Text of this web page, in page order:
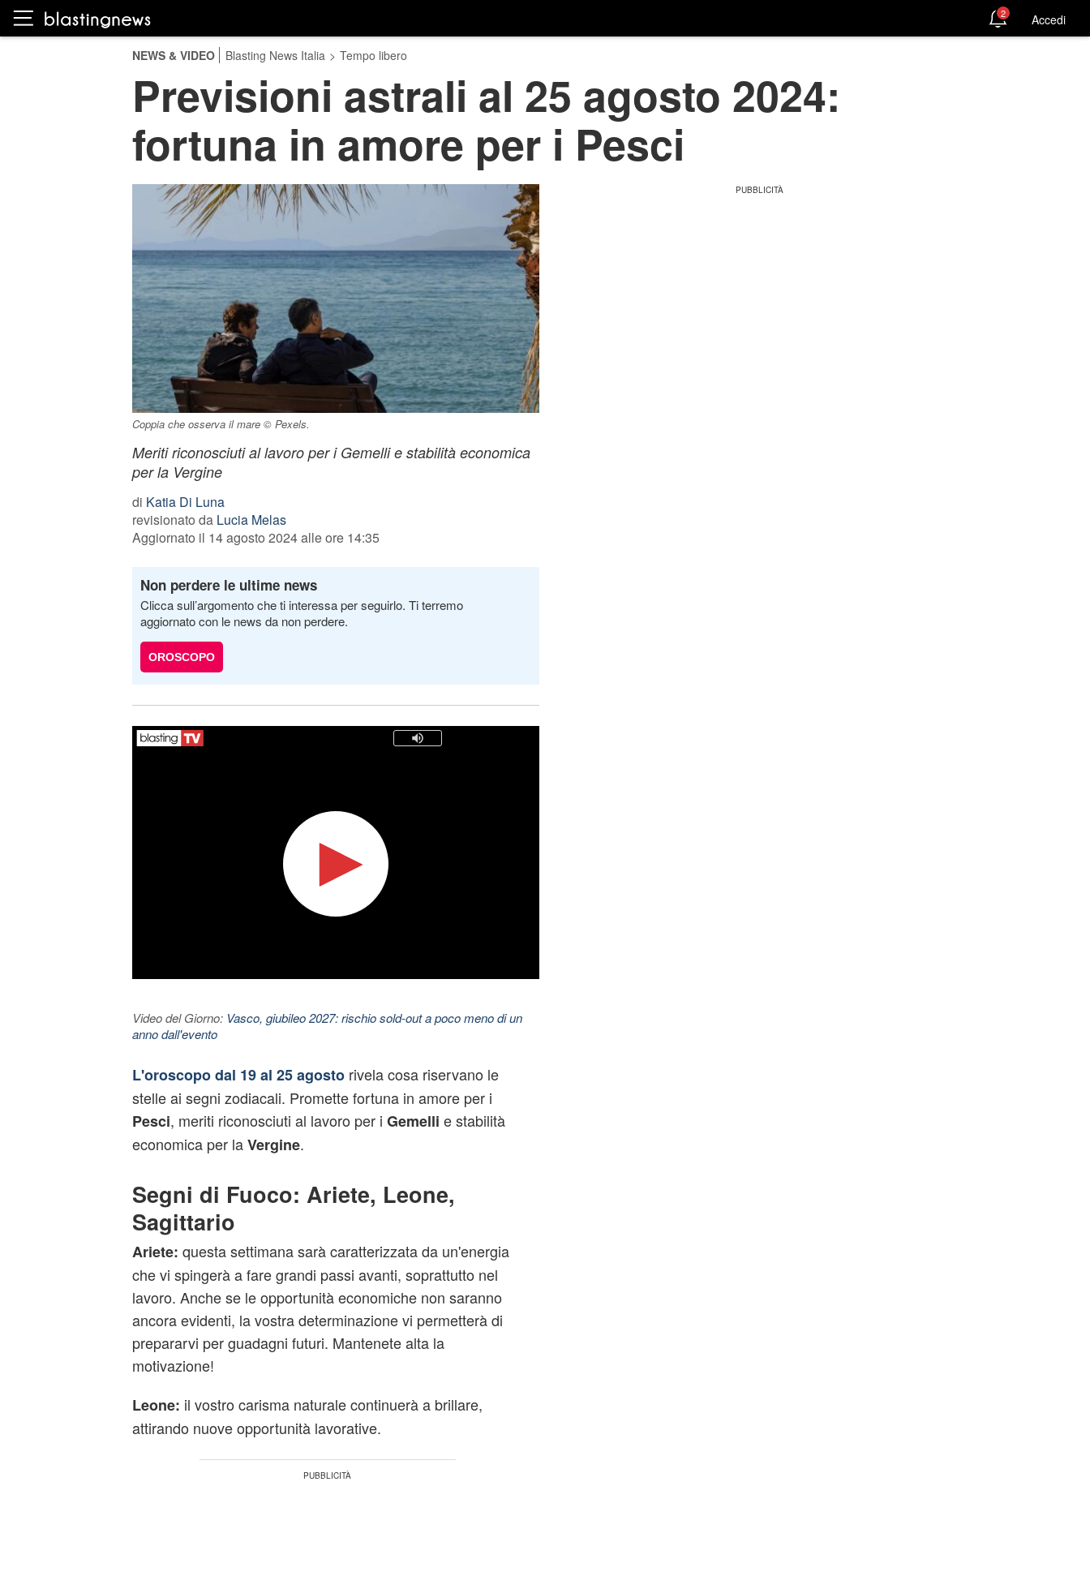
2 Accedi
NEWS & VIDEO Blasting News Italia > Tempo libero
Previsioni astrali al 25 agosto 2024:
fortuna in amore per i Pesci
Coppia che osserva il mare © Pexels.
Meriti riconosciuti al lavoro per i Gemelli e stabilità economica
per la Vergine
di Katia Di Luna
revisionato da Lucia Melas
Aggiornato il 14 agosto 2024 alle ore 14:35
Non perdere le ultime news
Clicca sull’argomento che ti interessa per seguirlo. Ti terremo
aggiornato con le news da non perdere.
OROSCOPO
Video del Giorno: Vasco, giubileo 2027: rischio sold-out a poco meno di un
anno dall'evento
L'oroscopo dal 19 al 25 agosto rivela cosa riservano le
stelle ai segni zodiacali. Promette fortuna in amore per i
Pesci, meriti riconosciuti al lavoro per i Gemelli e stabilità
economica per laVergine.
Segni di Fuoco: Ariete, Leone,
Sagittario
Ariete: questa settimana sarà caratterizzata da un'energia
che vi spingerà a fare grandi passi avanti, soprattutto nel
lavoro. Anche se le opportunità economiche non saranno
ancora evidenti, la vostra determinazione vi permetterà di
prepararvi per guadagni futuri. Mantenete alta la
motivazione!
Leone: il vostro carisma naturale continuerà a brillare,
attirando nuove opportunità lavorative.